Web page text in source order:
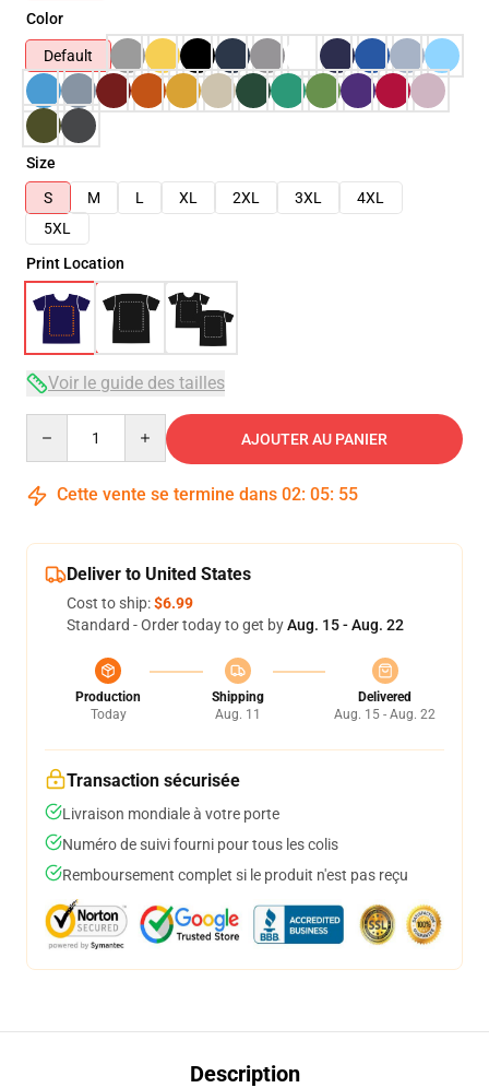
Color
Default
Size
S
M L XL 2XL 3XL
4XL
5XL
Print Location
Voir le guide des tailles
AJOUTER AU PANIER
Cette vente se termine dans 02: 05: 54
Deliver to United States
Cost to ship:$6.99
Standard - Order today to get byAug. 15 - Aug. 22
Production
Today
Shipping
Aug. 11
Delivered
Aug. 15 - Aug. 22
Transaction sécurisée
Livraison mondiale à votre porte
Numéro de suivi fourni pour tous les colis
Remboursement complet si le produit n'est pas reçu
Description